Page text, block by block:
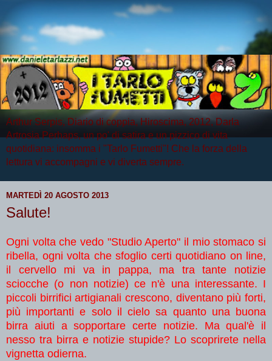
Arthur Serpis, Diario di coppia, Hiroscima, 2012, Darla
Artrosia Perhaps, un po' di satira e un pizzico di vita
quotidiana: insomma i "Tarlo Fumetti"! Che la forza della
lettura vi accompagni e vi diverta sempre.
MARTEDÌ 20 AGOSTO 2013
Salute!
Ogni volta che vedo "Studio Aperto" il mio stomaco si
ribella, ogni volta che sfoglio certi quotidiano on line,
il cervello mi va in pappa, ma tra tante notizie
sciocche (o non notizie) ce n'è una interessante. I
piccoli birrifici artigianali crescono, diventano più forti,
più importanti e solo il cielo sa quanto una buona
birra aiuti a sopportare certe notizie. Ma qual'è il
nesso tra birra e notizie stupide? Lo scoprirete nella
vignetta odierna.